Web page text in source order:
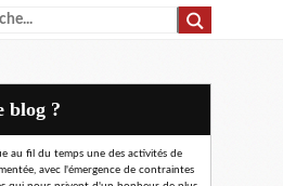
blog ?
au fil du temps une des activités de
avec l'émergence de contraintes